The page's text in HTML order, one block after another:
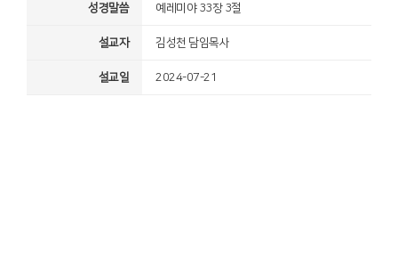
성경말씀 예레미야 33장 3절
설교자 김성천 담임목사
설교일 2024-07-21